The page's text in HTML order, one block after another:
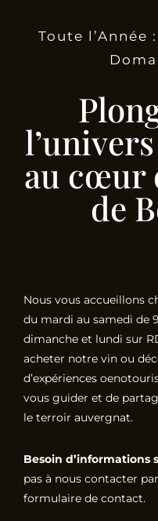
Toute l’Année
au cœur
de
Nous vous accueillons
du mardi au samedi de
dimanche et lundi sur
acheter notre vin ou
d’expériences
vous guider et de
le terroir auvergnat.
Besoin d’informations
pas à nous contacter
formulaire de contact.